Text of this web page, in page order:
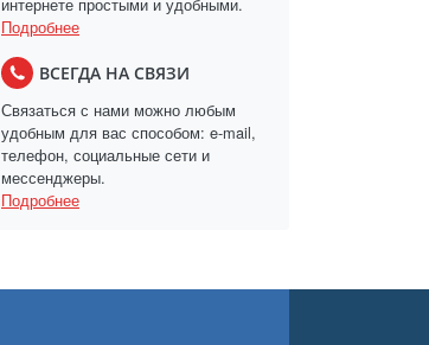
Подробнее
ВСЕГДА НА СВЯЗИ
Связаться с нами можно любым
удобным для вас способом: e-mail,
телефон, социальные сети и
мессенджеры.
Подробнее